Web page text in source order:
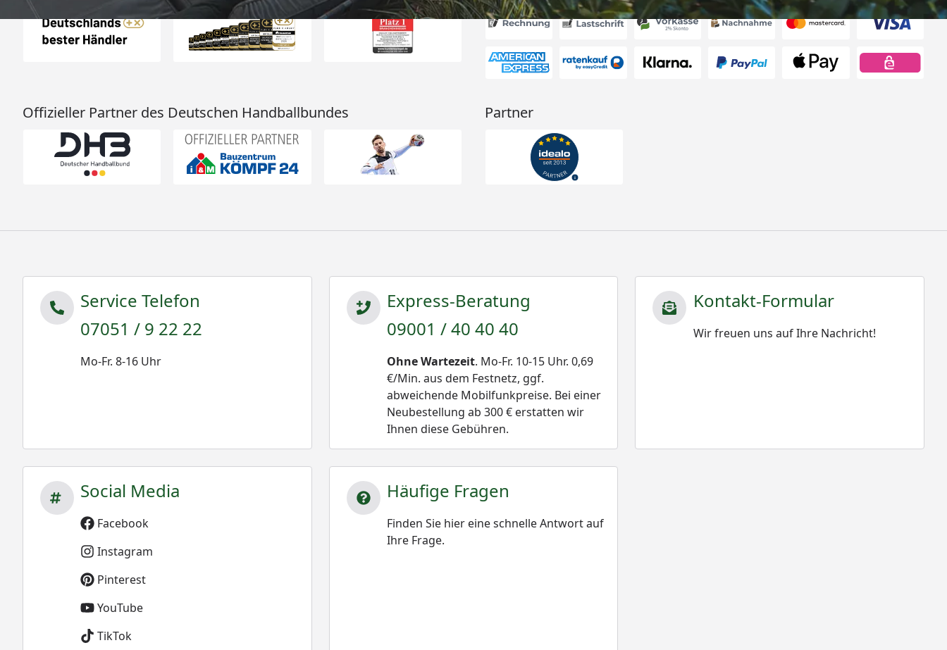
Offizieller Partner des Deutschen Handballbundes Partner
Service Telefon
07051 / 9 22 22
Mo-Fr. 8-16 Uhr
Express-Beratung
09001 / 40 40 40
Ohne Wartezeit. Mo-Fr. 10-15 Uhr. 0,69
€/Min. aus dem Festnetz, ggf.
abweichende Mobilfunkpreise. Bei einer
Neubestellung ab 300 € erstatten wir
Ihnen diese Gebühren.
Kontakt-Formular
Wir freuen uns auf Ihre Nachricht!
Social Media
Facebook
Instagram
Pinterest
YouTube
TikTok
Häufige Fragen
Finden Sie hier eine schnelle Antwort auf
Ihre Frage.